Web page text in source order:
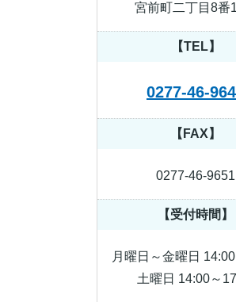
宮前町二丁目8番
【TEL】
0277-46-
【FAX】
0277-46-9651
【受付時間】
月曜日～金曜日
土曜日 14:00～